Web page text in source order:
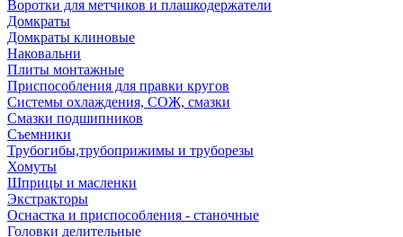
Воротки для метчиков и плашкодержатели
Домкраты
Домкраты клиновые
Наковальни
Плиты монтажные
Приспособления для правки кругов
Системы охлаждения, СОЖ, смазки
Смазки подшипников
Съемники
Трубогибы,трубоприжимы и труборезы
Хомуты
Шприцы и масленки
Экстракторы
Оснастка и приспособления - станочные
Головки делительные